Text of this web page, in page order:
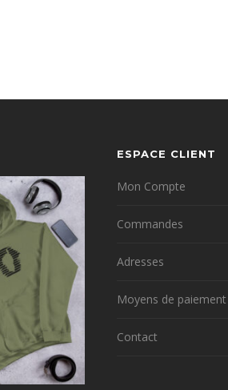
ESPACE CLIENT
Mon Compte
Commandes
Adresses
Moyens de paiement
Contact